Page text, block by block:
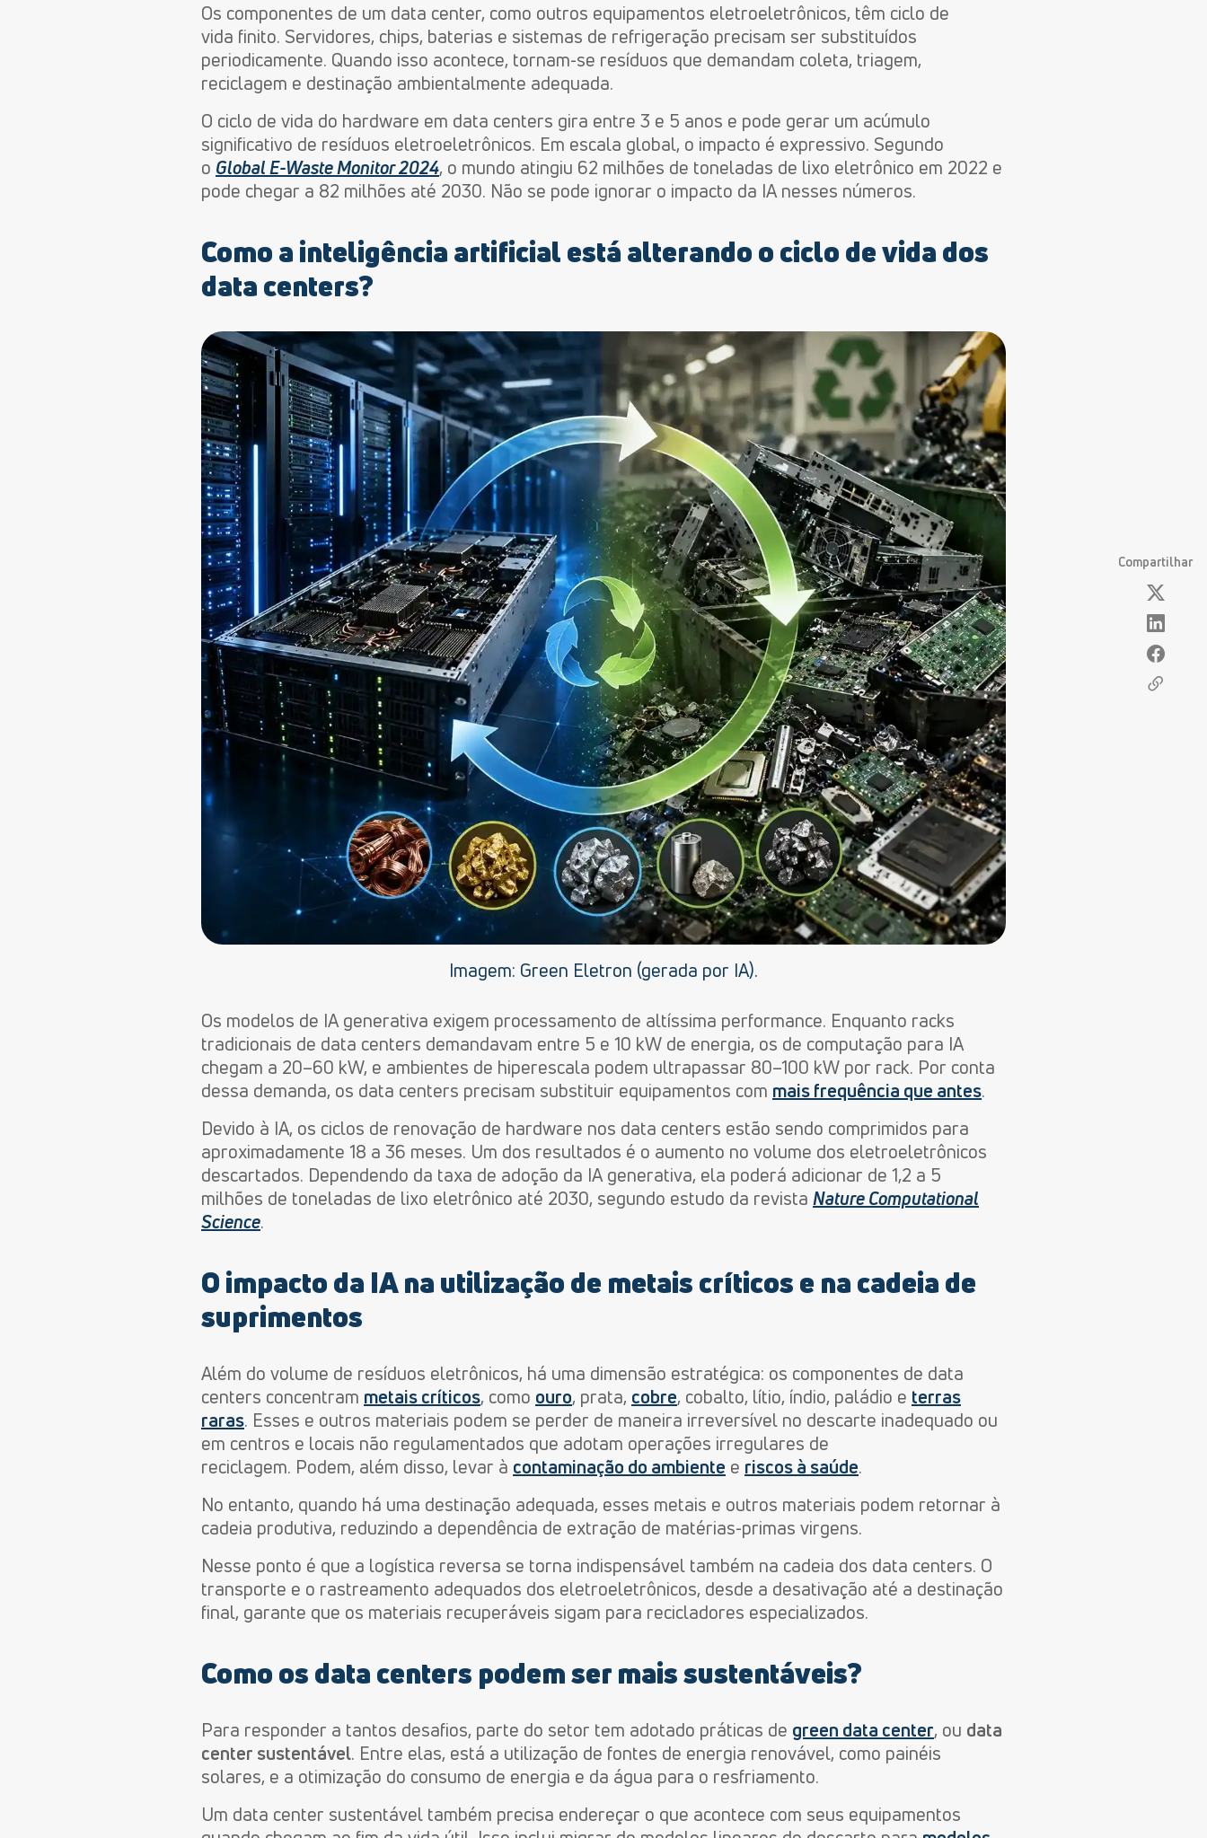
Os componentes de um data center, como outros equipamentos eletroeletrônicos, têm ciclo de
vida finito. Servidores, chips, baterias e sistemas de refrigeração precisam ser substituídos
periodicamente. Quando isso acontece, tornam-se resíduos que demandam coleta, triagem,
reciclagem e destinação ambientalmente adequada.
O ciclo de vida do hardware em data centers gira entre 3 e 5 anos e pode gerar um acúmulo
significativo de resíduos eletroeletrônicos. Em escala global, o impacto é expressivo. Segundo
o Global E-Waste Monitor 2024, o mundo atingiu 62 milhões de toneladas de lixo eletrônico em 2022 e
pode chegar a 82 milhões até 2030. Não se pode ignorar o impacto da IA nesses números.
Como a inteligência artificial está alterando o ciclo de vida dos
data centers?
Imagem: Green Eletron (gerada por IA).
Os modelos de IA generativa exigem processamento de altíssima performance. Enquanto racks
tradicionais de data centers demandavam entre 5 e 10 kW de energia, os de computação para IA
chegam a 20–60 kW, e ambientes de hiperescala podem ultrapassar 80–100 kW por rack. Por conta
dessa demanda, os data centers precisam substituir equipamentos com mais frequência que antes.
Devido à IA, os ciclos de renovação de hardware nos data centers estão sendo comprimidos para
aproximadamente 18 a 36 meses. Um dos resultados é o aumento no volume dos eletroeletrônicos
descartados. Dependendo da taxa de adoção da IA generativa, ela poderá adicionar de 1,2 a 5
milhões de toneladas de lixo eletrônico até 2030, segundo estudo da revista Nature Computational
Science.
O impacto da IA na utilização de metais críticos e na cadeia de
suprimentos
Além do volume de resíduos eletrônicos, há uma dimensão estratégica: os componentes de data
centers concentram metais críticos, como ouro, prata, cobre, cobalto, lítio, índio, paládio e terras
raras. Esses e outros materiais podem se perder de maneira irreversível no descarte inadequado ou
em centros e locais não regulamentados que adotam operações irregulares de
reciclagem. Podem, além disso, levar à contaminação do ambiente e riscos à saúde.
No entanto, quando há uma destinação adequada, esses metais e outros materiais podem retornar à
cadeia produtiva, reduzindo a dependência de extração de matérias-primas virgens.
Nesse ponto é que a logística reversa se torna indispensável também na cadeia dos data centers. O
transporte e o rastreamento adequados dos eletroeletrônicos, desde a desativação até a destinação
final, garante que os materiais recuperáveis sigam para recicladores especializados.
Como os data centers podem ser mais sustentáveis?
Para responder a tantos desafios, parte do setor tem adotado práticas de green data center, ou data
center sustentável. Entre elas, está a utilização de fontes de energia renovável, como painéis
solares, e a otimização do consumo de energia e da água para o resfriamento.
Um data center sustentável também precisa endereçar o que acontece com seus equipamentos
Compartilhar